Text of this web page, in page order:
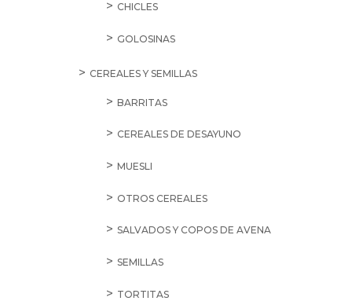
CHICLES
GOLOSINAS
CEREALES Y SEMILLAS
BARRITAS
CEREALES DE DESAYUNO
MUESLI
OTROS CEREALES
SALVADOS Y COPOS DE AVENA
SEMILLAS
TORTITAS